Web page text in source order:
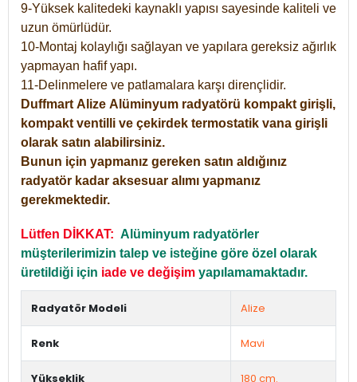
9-Yüksek kalitedeki kaynaklı yapısı sayesinde kaliteli ve
uzun ömürlüdür.
10-Montaj kolaylığı sağlayan ve yapılara gereksiz ağırlık
yapmayan hafif yapı.
11-Delinmelere ve patlamalara karşı dirençlidir.
Duffmart Alize Alüminyum radyatörü kompakt girişli,
kompakt ventilli ve çekirdek termostatik vana girişli
olarak satın alabilirsiniz.
Bunun için yapmanız gereken satın aldığınız
radyatör kadar aksesuar alımı yapmanız
gerekmektedir.
Lütfen DİKKAT: Alüminyum radyatörler
müşterilerimizin talep ve isteğine göre özel olarak
üretildiği için iade ve değişim yapılamamaktadır.
Radyatör Modeli Alize
Renk Mavi
Yükseklik 180 cm.